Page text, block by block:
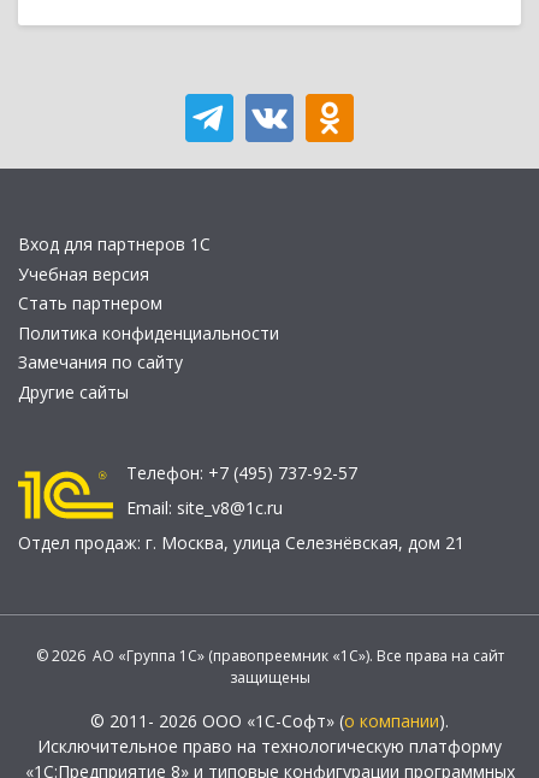
Вход для партнеров 1С
Учебная версия
Стать партнером
Политика конфиденциальности
Замечания по сайту
Другие сайты
Телефон: +7 (495) 737-92-57
Email: site_v8@1c.ru
Отдел продаж: г. Москва, улица Селезнёвская, дом 21
© 2026 АО «Группа 1С» (правопреемник «1С»). Все права на сайт
защищены
© 2011- 2026 ООО «1С-Софт» (о компании).
Исключительное право на технологическую платформу
«1С:Предприятие 8» и типовые конфигурации программных